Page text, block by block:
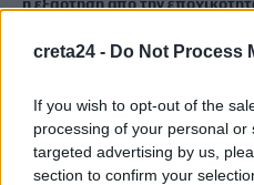
creta24 - Do Not Process
If you wish to opt-out of the
processing of your personal
targeted advertising by us,
section to confirm your
στιγμή» για συμφωνία – «Να
ούτε ειρήνη»
9 Αυγούστου, 2026